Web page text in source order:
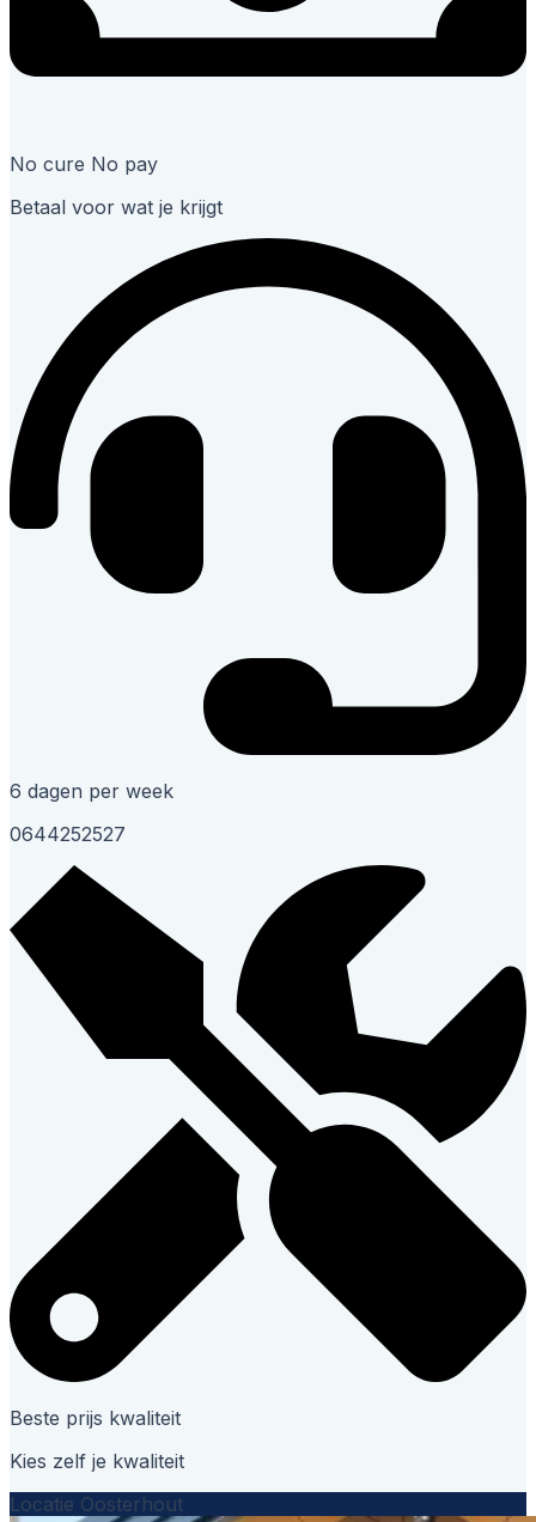
No cure No pay
Betaal voor wat je krijgt
6 dagen per week
0644252527
Beste prijs kwaliteit
Kies zelf je kwaliteit
Locatie Oosterhout